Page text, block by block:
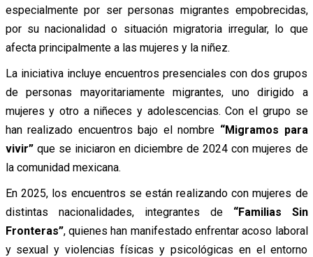
especialmente por ser personas migrantes empobrecidas,
por su nacionalidad o situación migratoria irregular, lo que
afecta principalmente a las mujeres y la niñez.
La iniciativa incluye encuentros presenciales con dos grupos
de personas mayoritariamente migrantes, uno dirigido a
mujeres y otro a niñeces y adolescencias. Con el grupo se
han realizado encuentros bajo el nombre “Migramos para
vivir”que se iniciaron en diciembre de 2024 con mujeres de
la comunidad mexicana.
En 2025, los encuentros se están realizando con mujeres de
distintas nacionalidades, integrantes de “Familias Sin
Fronteras”, quienes han manifestado enfrentar acoso laboral
y sexual y violencias físicas y psicológicas en el entorno